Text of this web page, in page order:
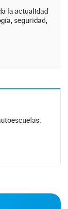
la actualidad
seguridad,